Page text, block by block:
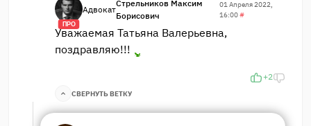
ПРО
Адвокат
Стрельников Максим
Борисович
01 Апреля 2022,
16:00#
Уважаемая Татьяна Валерьевна,
поздравляю!!!
+2
СВЕРНУТЬ ВЕТКУ